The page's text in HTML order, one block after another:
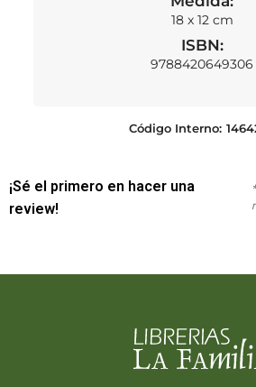
18 x 12 cm
ISBN:
9788420649306
Código Interno:
¡Sé el primero en hacer una
review!